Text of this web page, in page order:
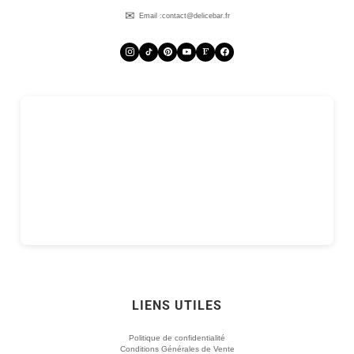
Email :contact@delicebar.fr
LIENS UTILES
Politique de confidentialité
Conditions Générales de Vente